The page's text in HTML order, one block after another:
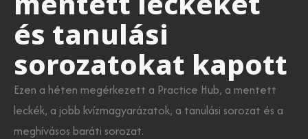
és tanulási
sorozatokat kapott
Ezen a héten megérkezett a Practice Hub, a mentett
leckék, a jobb kvízmagyarázatok, a tanulási sorozat és a
meghívásos baráti sorozat.